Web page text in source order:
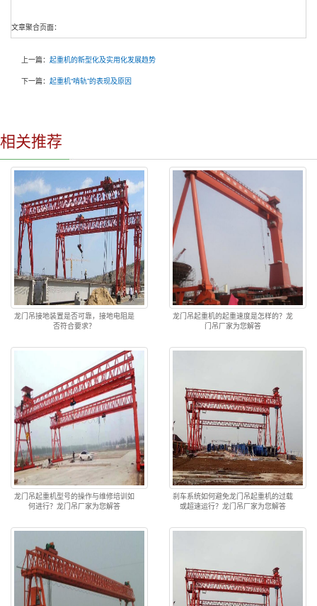
文章聚合页面：
上一篇： 起重机的新型化及实用化发展趋势
下一篇： 起重机“啃轨”的表现及原因
相关推荐
龙门吊接地装置是否可靠，接地电阻是
否符合要求？
龙门吊起重机的起重速度是怎样的？龙
门吊厂家为您解答
龙门吊起重机型号的操作与维修培训如
何进行？龙门吊厂家为您解答
刹车系统如何避免龙门吊起重机的过载
或超速运行？龙门吊厂家为您解答